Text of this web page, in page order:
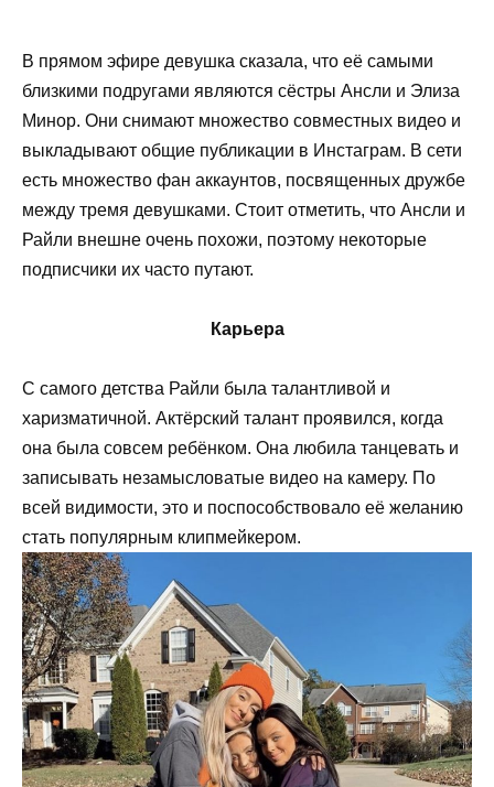
В прямом эфире девушка сказала, что её самыми
близкими подругами являются сёстры Ансли и Элиза
Минор. Они снимают множество совместных видео и
выкладывают общие публикации в Инстаграм. В сети
есть множество фан аккаунтов, посвященных дружбе
между тремя девушками. Стоит отметить, что Ансли и
Райли внешне очень похожи, поэтому некоторые
подписчики их часто путают.
Карьера
С самого детства Райли была талантливой и
харизматичной. Актёрский талант проявился, когда
она была совсем ребёнком. Она любила танцевать и
записывать незамысловатые видео на камеру. По
всей видимости, это и поспособствовало её желанию
стать популярным клипмейкером.